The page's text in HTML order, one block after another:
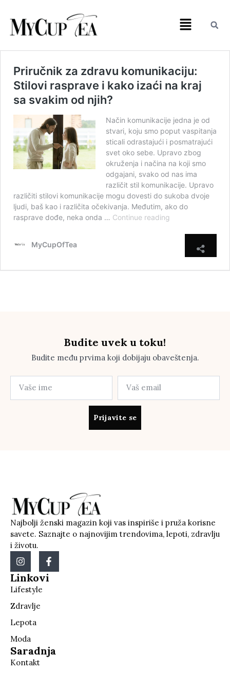
Priručnik za zdravu komunikaciju:
Stilovi rasprave i kako izaći na kraj
sa svakim od njih?
Način komunikacije jedna je od
stvari, koju smo poput vaspitanja
sticali odrastajući i posmatrajući
svet oko sebe. Upravo zbog
okruženja i načina na koji smo
odgajani, svako od nas ima
različit stil komunikacije. Upravo
različiti stilovi komunikacije mogu dovesti do sukoba dvoje
ljudi, baš kao i različita očekivanja. Međutim, ako do
rasprave dođe, neka onda … Continue reading
MyCupOfTea
Budite uvek u toku!
Budite među prvima koji dobijaju obaveštenja.
Prijavite se
Najbolji ženski magazin koji vas inspiriše i pruža korisne
savete. Saznajte o najnovijim trendovima, lepoti, zdravlju
i životu.
Linkovi
Lifestyle
Zdravlje
Lepota
Moda
Saradnja
Kontakt